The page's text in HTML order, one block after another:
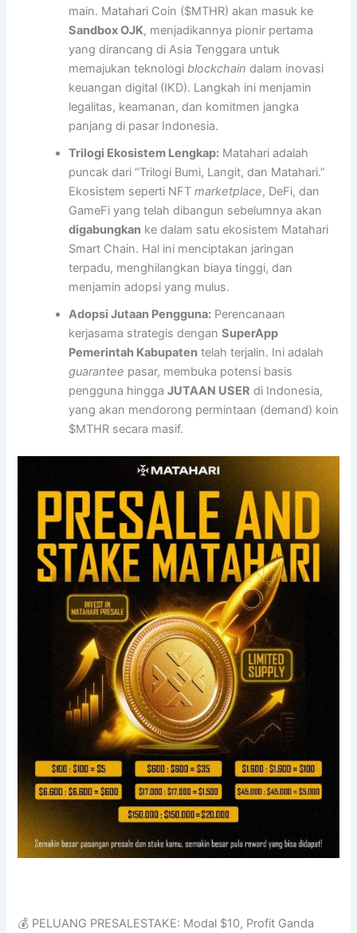
main. Matahari Coin ($MTHR) akan masuk ke
Sandbox OJK, menjadikannya pionir pertama
yang dirancang di Asia Tenggara untuk
memajukan teknologiblockchain dalam inovasi
keuangan digital (IKD). Langkah ini menjamin
legalitas, keamanan, dan komitmen jangka
panjang di pasar Indonesia.
Trilogi Ekosistem Lengkap: Matahari adalah
puncak dari “Trilogi Bumi, Langit, dan Matahari.”
Ekosistem seperti NFTmarketplace, DeFi, dan
GameFi yang telah dibangun sebelumnya akan
digabungkan ke dalam satu ekosistem Matahari
Smart Chain. Hal ini menciptakan jaringan
terpadu, menghilangkan biaya tinggi, dan
menjamin adopsi yang mulus.
Adopsi Jutaan Pengguna: Perencanaan
kerjasama strategis denganSuperApp
Pemerintah Kabupaten telah terjalin. Ini adalah
guarantee pasar, membuka potensi basis
pengguna hinggaJUTAAN USER di Indonesia,
yang akan mendorong permintaan (demand) koin
$MTHR secara masif.
💰 PELUANG PRESALESTAKE: Modal $10, Profit Ganda